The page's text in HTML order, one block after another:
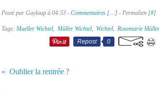
Posté par Guyloup à 04:53 - Commentaires […] - Permalien [#]
Tags: Mueller Wichtel, Müller Wichtel, Wichtel, Rosemarie Müller
Repost
0
Oublier la rentrée ?